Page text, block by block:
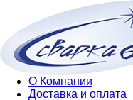
О Компании
Доставка и оплата